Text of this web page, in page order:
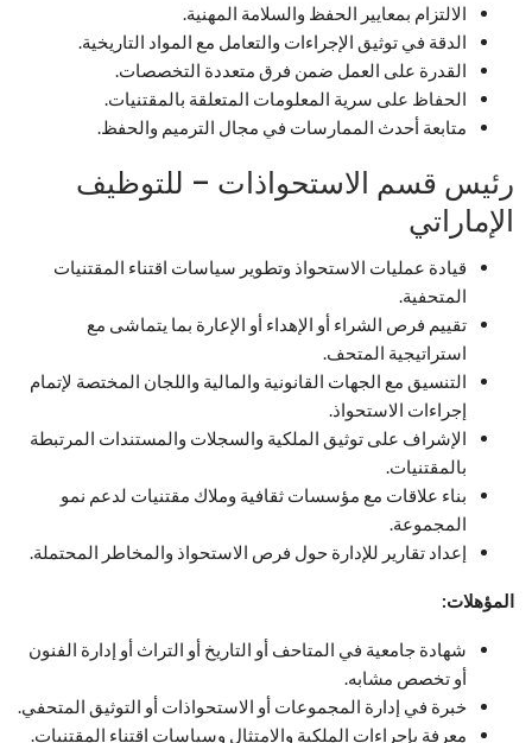
الالتزام بمعايير الحفظ والسلامة المهنية.
الدقة في توثيق الإجراءات والتعامل مع المواد التاريخية.
القدرة على العمل ضمن فرق متعددة التخصصات.
الحفاظ على سرية المعلومات المتعلقة بالمقتنيات.
متابعة أحدث الممارسات في مجال الترميم والحفظ.
رئيس قسم الاستحواذات – للتوظيف
الإماراتي
قيادة عمليات الاستحواذ وتطوير سياسات اقتناء المقتنيات
المتحفية.
تقييم فرص الشراء أو الإهداء أو الإعارة بما يتماشى مع
استراتيجية المتحف.
التنسيق مع الجهات القانونية والمالية واللجان المختصة لإتمام
إجراءات الاستحواذ.
الإشراف على توثيق الملكية والسجلات والمستندات المرتبطة
بالمقتنيات.
بناء علاقات مع مؤسسات ثقافية وملاك مقتنيات لدعم نمو
المجموعة.
إعداد تقارير للإدارة حول فرص الاستحواذ والمخاطر المحتملة.
المؤهلات:
شهادة جامعية في المتاحف أو التاريخ أو التراث أو إدارة الفنون
أو تخصص مشابه.
خبرة في إدارة المجموعات أو الاستحواذات أو التوثيق المتحفي.
معرفة بإجراءات الملكية والامتثال وسياسات اقتناء المقتنيات.